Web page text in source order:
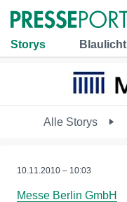
Storys Blaulicht
Alle Storys
10.11.2010 – 10:03
Messe Berlin GmbH